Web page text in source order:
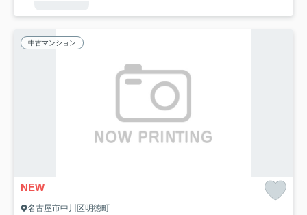
中古マンション
NEW
名古屋市中川区明徳町